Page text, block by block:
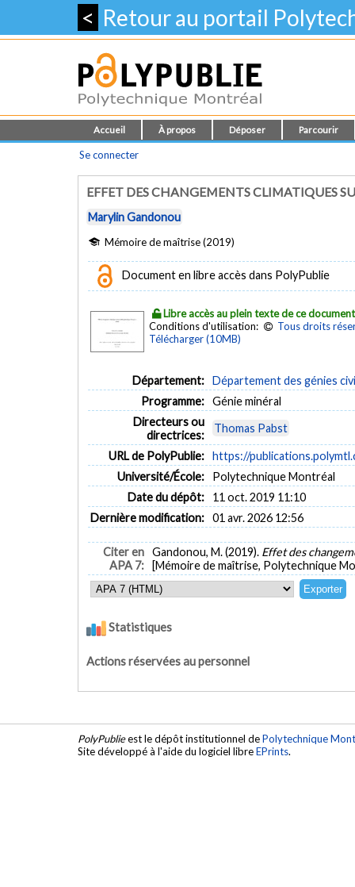
< Retour au portail
Accueil À propos Déposer Parcourir
Se connecter
EFFET DES CHANGEMENTS CLIMATIQUES
Marylin Gandonou
Mémoire de maîtrise (2019)
Document en libre accès dans PolyPublie
Libre accès au plein texte de ce document
Conditions d'utilisation:
Tous droits
Télécharger (10MB)
Département: Département des génies
Programme: Génie minéral
Directeurs ou
directrices:
Thomas Pabst
URL de PolyPublie: https://
Université/École:
Polytechnique Montréal
Date du dépôt:
11 oct. 2019 11:10
Dernière modification: 01 avr. 2026 12:56
Citer en
APA 7:
Gandonou, M. (2019). Effet des
[Mémoire de maîtrise, Polytechnique
Statistiques
Actions réservées au personnel
PolyPublieest le dépôt institutionnel dePolytechnique
Site développé à l'aide du logiciel libreEPrints.